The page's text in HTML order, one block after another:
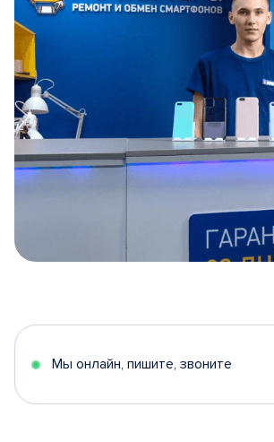
5
Мы онлайн, пишите, звоните